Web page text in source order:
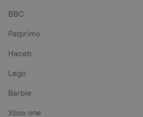
BBC
Patprimo
Haceb
Lego
Barbie
Xbox one